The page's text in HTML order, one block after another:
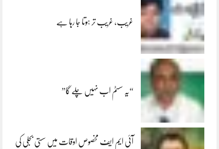
غریب، غریب تر ہوتا جا رہا ہے
“یہ سسٹم اب نہیں چلے گا”
آئی ایم ایف مخصوص اوقات میں سستی بجلی کی